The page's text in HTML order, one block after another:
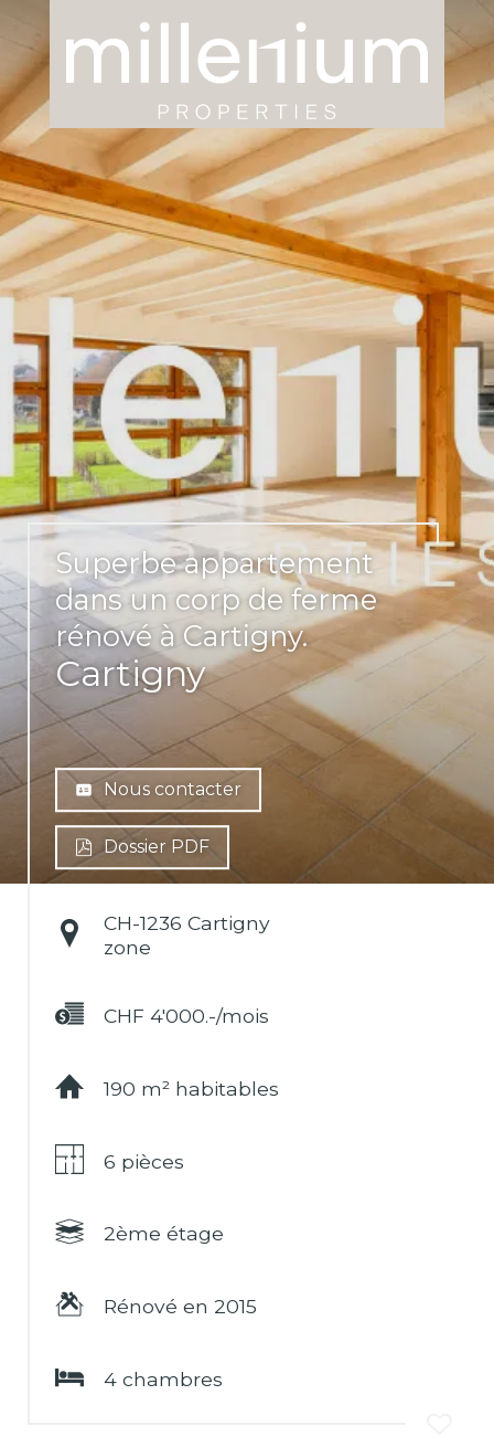
Superbe appartement
dans un corp de ferme
rénové à Cartigny.
Cartigny
Nous contacter
Dossier PDF
CH-1236 Cartigny
zone
CHF 4'000.-/mois
190 m² habitables
6 pièces
2ème étage
Rénové en 2015
4 chambres